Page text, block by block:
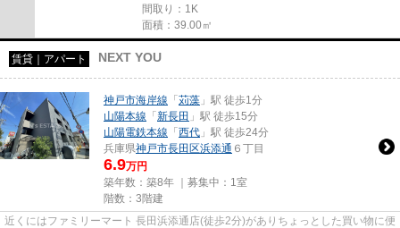
間取り：1K
面積：39.00㎡
賃貸｜アパート NEXT YOU
神戸市海岸線 「 苅藻 」駅 徒歩1分
山陽本線 「 新長田 」駅 徒歩15分
山陽電鉄本線 「 西代 」駅 徒歩24分
兵庫県神戸市長田区浜添通 ６丁目
6.9万円
築年数：築8年 ｜募集中： 1室
階数：3階建
近くにはファミリーマート 長田浜添通店(徒歩2分)がありちょっとした買い物に便